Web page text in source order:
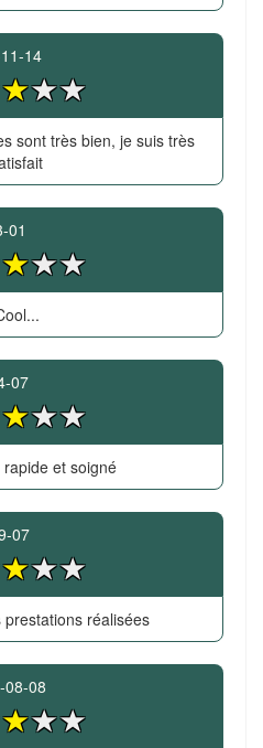
14
sont très bien, je suis très
01
07
et soigné
07
réalisées
08-08